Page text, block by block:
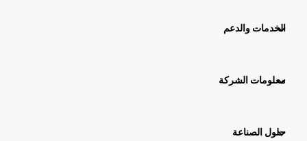
الخدمات والدعم
معلومات الشركة
حلول الصناعة